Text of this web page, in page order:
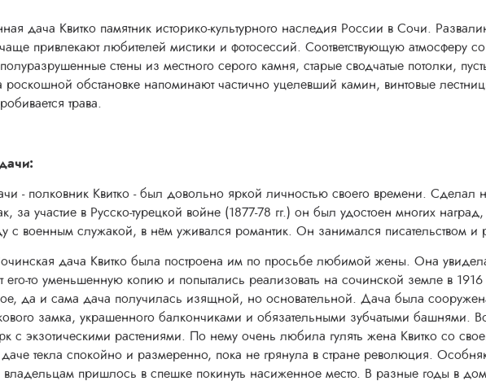
дача Квитко памятник историко-культурного наследия России в Сочи.
привлекают любителей мистики и фотосессий. Соответствующую атмосферу
стены из местного серого камня, старые сводчатые потолки,
роскошной обстановке напоминают частично уцелевший камин, винтовые
трава.
- полковник Квитко - был довольно яркой личностью своего времени. Сделал
за участие в Русско-турецкой войне (1877-78 гг.) он был удостоен многих
с военным служакой, в нём уживался романтик. Он занимался писательством и
дача Квитко была построена им по просьбе любимой жены. Она увидела
его-то уменьшенную копию и попытались реализовать на сочинской земле в
да и сама дача получилась изящной, но основательной. Дача была
замка, украшенного балкончиками и обязательными зубчатыми башнями.
с экзотическими растениями. По нему очень любила гулять жена Квитко со
текла спокойно и размеренно, пока не грянула в стране революция.
пришлось в спешке покинуть насиженное место. В разные годы в